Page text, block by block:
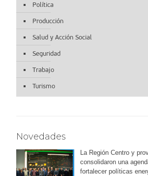
Política
Producción
Salud y Acción Social
Seguridad
Trabajo
Turismo
Novedades
La Región Centro y
consolidaron una
fortalecer políticas